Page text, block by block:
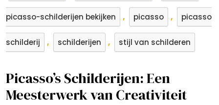
picasso-schilderijen bekijken , picasso , picasso
schilderij , schilderijen , stijl van schilderen
Picasso’s Schilderijen: Een
Meesterwerk van Creativiteit